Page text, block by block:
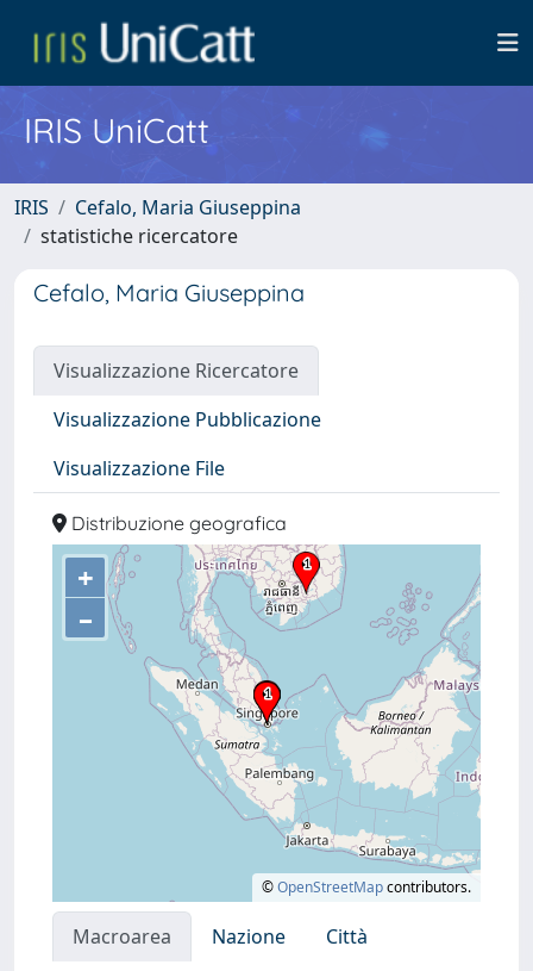
IRIS UniCatt
IRIS
Cefalo, Maria Giuseppina
statistiche ricercatore
Cefalo, Maria Giuseppina
Visualizzazione Ricercatore
Visualizzazione Pubblicazione
Visualizzazione File
Distribuzione geografica
+
–
©OpenStreetMapcontributors.
Macroarea Nazione
Città